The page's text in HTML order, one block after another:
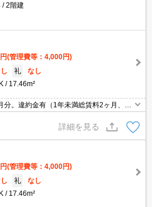
2階建
(管理費等：4,000円)
礼
なし
17.46m²
。違約金有（1年未満総賃料2ヶ月、2
付。最上階。TVインターホン付き。ロ
礼金なし。外国籍の方入居可。引越指定
詳細を見る
(管理費等：4,000円)
礼
なし
17.46m²